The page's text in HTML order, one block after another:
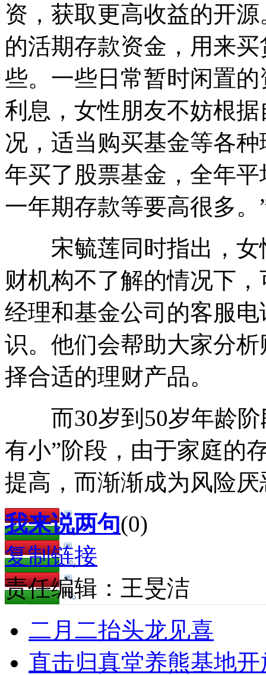
资，获取更高收益的开
的活期存款资金，用来
些。一些日常暂时闲置
利息，女性朋友不妨根
况，适当购买基金等各
年买了股票基金，全年
一年期存款等要高很多
宋毓莲同时指出，女
财机构不了解的情况下
经理和基金公司的客服
识。他们会帮助大家分
择合适的理财产品。
而30岁到50岁年龄阶
有小”阶段，由于家庭的
提高，而渐渐成为风险
我来说两句(0)
复制链接
责任编辑：王旻洁
二月二抬头龙见喜
直击归真堂养熊基地开